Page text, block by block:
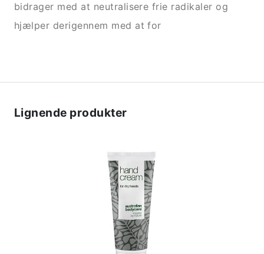
bidrager med at neutralisere frie radikaler og
hjælper derigennem med at for
Lignende produkter